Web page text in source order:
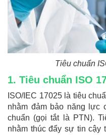
Tiêu chuẩn
1. Tiêu chuẩn ISO
ISO/IEC 17025 là tiêu
nhằm đảm bảo năng lực
chuẩn (gọi tắt là PTN).
nhằm thúc đẩy sự tin cậy